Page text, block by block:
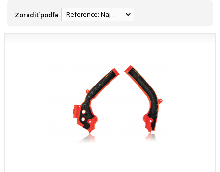
Zoradiť podľa Reference: Najnižšia